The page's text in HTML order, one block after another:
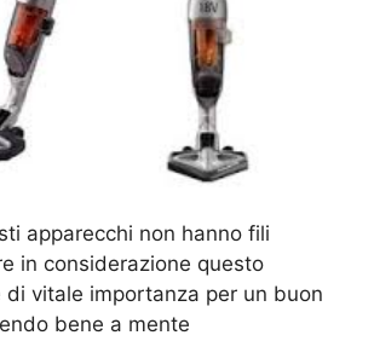
apparecchi non hanno fili
in considerazione questo
di vitale importanza per un buon
bene a mente